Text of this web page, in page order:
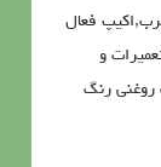
فعال
و
روغنی رنگ